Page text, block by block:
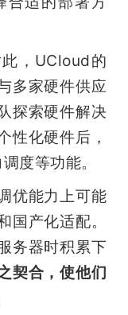
，UCloud的
多家硬件供应
探索硬件解决
性化硬件后，
度等功能。
优能力上可能
国产化适配。
务器时积累下
契合，使他们